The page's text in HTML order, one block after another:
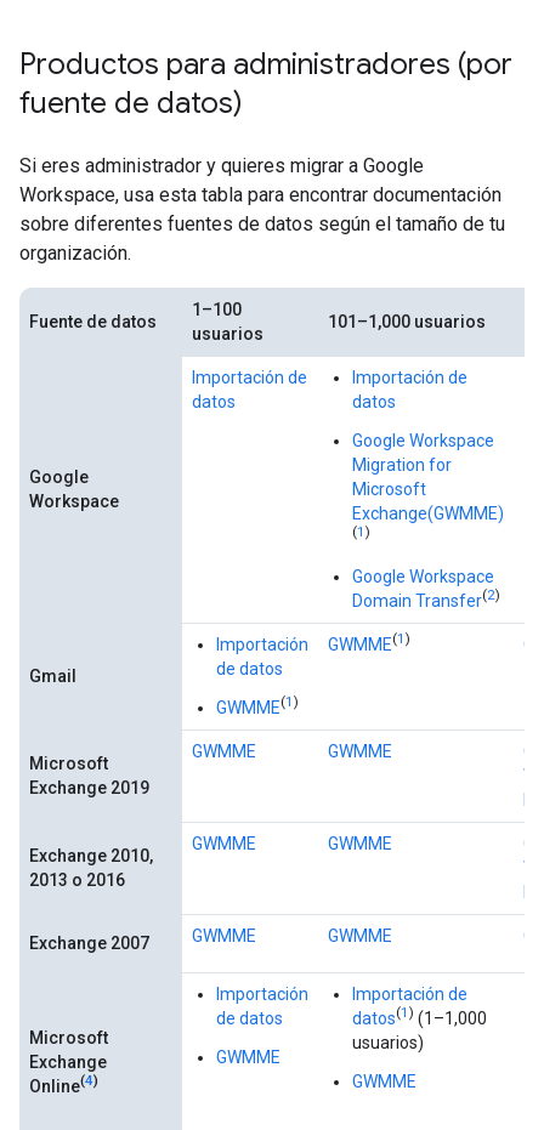
Productos para administradores (por
fuente de datos)
Si eres administrador y quieres migrar a Google
Workspace, usa esta tabla para encontrar documentación
sobre diferentes fuentes de datos según el tamaño de tu
organización.
Fuente de datos
1–100
usuarios
101–1,000 usuarios
Google
Workspace
Importación de
datos
Importación de
datos
Google Workspace
Migration for
Microsoft
Exchange(GWMME)
(1 )
Google Workspace
Domain Transfer(2)
Gmail
Importación
de datos
GWMME(1 )
GWMME(1 )
Microsoft
Exchange 2019
GWMME GWMME
Exchange 2010,
2013 o 2016
GWMME GWMME
Exchange 2007 GWMME GWMME
Microsoft
Exchange
Online(4)
Importación
de datos
GWMME
Importación de
datos(1 ) (1–1,000
usuarios)
GWMME